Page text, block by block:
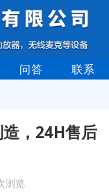
问答 联系
，24H售后
浏览